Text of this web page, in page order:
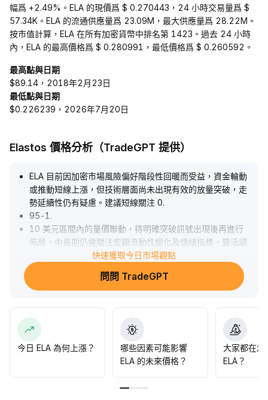
幅爲 +2.49%。ELA 的現價爲 $ 0.270443，24 小時交易量爲 $
57.34K。ELA 的流通供應量爲 23.09M，最大供應量爲 28.22M。
按市值計算，ELA 在所有加密貨幣中排名第 1423。過去 24 小時
內，ELA 的最高價格爲 $ 0.280991，最低價格爲 $ 0.260592。
最高點與日期
$89.14，2018年2月23日
最低點與日期
$0.226239，2026年7月20日
Elastos 價格分析（TradeGPT 提供）
ELA 目前因加密市場風險偏好階段性回暖而受益，資金輪動
或推動短線上漲，但技術層面尚未出現有效的放量突破，走
勢延續性仍有疑慮。建議短線關注 0.
95-1 .
10 美元區間內的量價聯動，待明確突破訊號出現後再進行
佈局。中長期仍需關注宏觀流動性變化及情緒指標，靈活調
整倉位，嚴格執行停損，避免情緒波動影響決策。
快速獲取今日市場觀點
問問 TradeGPT
今日 ELA 為何上漲？
哪些因素可能影響
ELA 的未來價格？
大家都在怎
ELA？